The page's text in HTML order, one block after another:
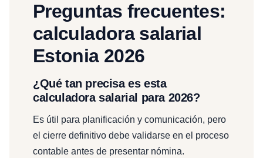
Preguntas frecuentes:
calculadora salarial
Estonia 2026
¿Qué tan precisa es esta
calculadora salarial para 2026?
Es útil para planificación y comunicación, pero
el cierre definitivo debe validarse en el proceso
contable antes de presentar nómina.